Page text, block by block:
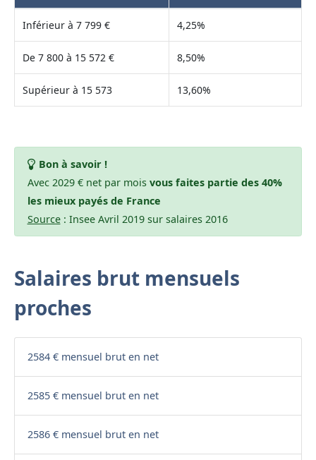
Inférieur à 7 799 € 4,25%
De 7 800 à 15 572 € 8,50%
Supérieur à 15 573 13,60%
Bon à savoir !
Avec 2029 € net par mois vous faites partie des 40%
les mieux payés de France
Source: Insee Avril 2019 sur salaires 2016
Salaires brut mensuels
proches
2584 € mensuel brut en net
2585 € mensuel brut en net
2586 € mensuel brut en net